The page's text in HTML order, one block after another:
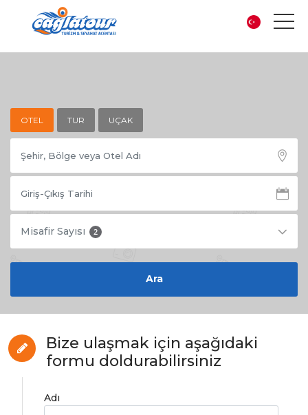
OTEL TUR UÇAK
Misafir Sayısı 2
Bize ulaşmak için aşağıdaki
formu doldurabilirsiniz
Adı